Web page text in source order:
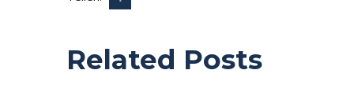
Related Posts